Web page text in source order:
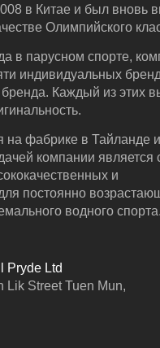
в Китае и был вновь
Олимпийского
в парусном спорте,
индивидуальных
бренда. Каждый из этих
на фабрике в Тайланде
компании является
и
постоянно
водного
Pryde Ltd
Lik Street Tuen Mun,